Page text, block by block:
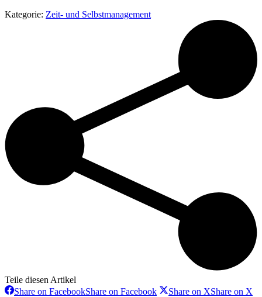
Kategorie: Zeit- und Selbstmanagement
Teile diesen Artikel
Share on FacebookShare on Facebook Share on XShare on X